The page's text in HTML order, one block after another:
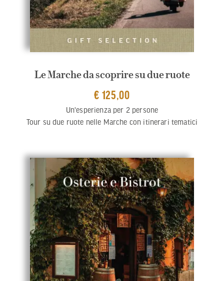
Le Marche da scoprire su due ruote
€ 125,00
Un'esperienza per 2 persone
Tour su due ruote nelle Marche con itinerari tematici